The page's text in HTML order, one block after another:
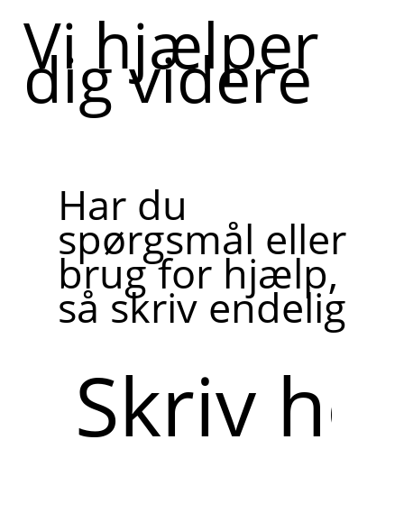
Vi hjælper
dig videre
Har du
spørgsmål eller
brug for hjælp,
så skriv endelig
her